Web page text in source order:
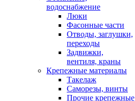
водоснабжение
Люки
Фасонные части
Отводы, заглушки,
переходы
Задвижки,
вентиля, краны
Крепежные материалы
Такелаж
Саморезы, винты
Прочие крепежные